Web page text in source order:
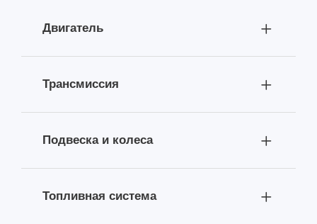
Двигатель
Трансмиссия
Подвеска и колеса
Топливная система